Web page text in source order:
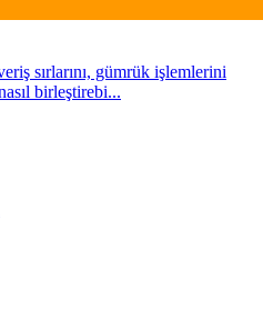
sırlarını, gümrük işlemlerini
birleştirebi...